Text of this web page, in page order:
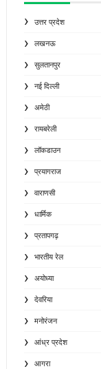
उत्तर प्रदेश
लखनऊ
सुलतानपुर
नई दिल्ली
अमेठी
रायबरेली
लॉकडाउन
प्रयागराज
वाराणसी
धार्मिक
प्रतापगढ़
भारतीय रेल
अयोध्या
देवरिया
मनोरंजन
आंध्र प्रदेश
आगरा